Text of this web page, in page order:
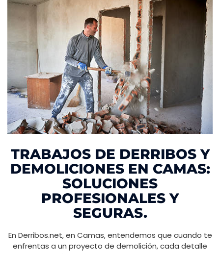
TRABAJOS DE DERRIBOS Y
DEMOLICIONES EN CAMAS:
SOLUCIONES
PROFESIONALES Y
SEGURAS.
En Derribos.net, en Camas, entendemos que cuando te
enfrentas a un proyecto de demolición, cada detalle